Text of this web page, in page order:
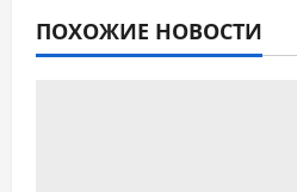
ПОХОЖИЕ НОВОСТИ